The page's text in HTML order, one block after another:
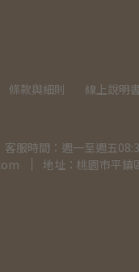
條款與細則 線上說明書
客服時間：週一至週五
地址：桃園市平鎮